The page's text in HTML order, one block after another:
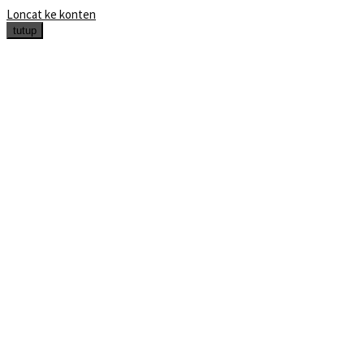
Loncat ke konten
tutup